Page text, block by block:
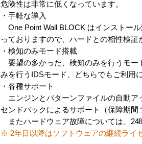
危険性は非常に低くなっています。
・手軽な導入
One Point Wall BLOCK はインストー
っておりますので、ハードとの相性検証
・検知のみモード搭載
要望の多かった、検知のみを行うモー
みを行うIDSモード、どちらでもご利用
・各種サポート
エンジンとパターンファイルの自動ア
センドバックによるサポート（保障期間
またハードウェア故障については、24
※ 2年目以降はソフトウェアの継続ライ